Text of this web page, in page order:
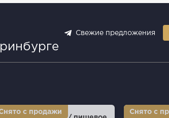
Свежие предложения